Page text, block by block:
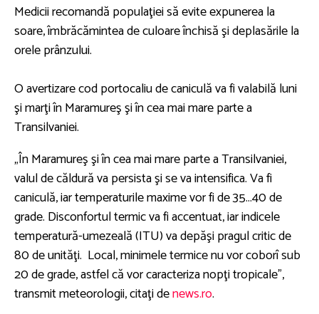
Medicii recomandă populaţiei să evite expunerea la
soare, îmbrăcămintea de culoare închisă şi deplasările la
orele prânzului.
O avertizare cod portocaliu de caniculă va fi valabilă luni
şi marţi în Maramureş şi în cea mai mare parte a
Transilvaniei.
„În Maramureş şi în cea mai mare parte a Transilvaniei,
valul de căldură va persista şi se va intensifica. Va fi
caniculă, iar temperaturile maxime vor fi de 35...40 de
grade. Disconfortul termic va fi accentuat, iar indicele
temperatură-umezeală (ITU) va depăşi pragul critic de
80 de unităţi. Local, minimele termice nu vor coborî sub
20 de grade, astfel că vor caracteriza nopţi tropicale”,
transmit meteorologii, citaţi denews.ro.